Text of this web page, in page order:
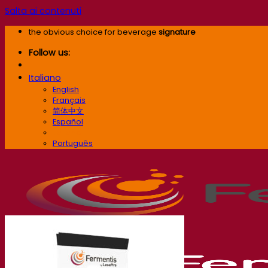
Salta ai contenuti
the obvious choice for beverage signature
Follow us:
Italiano
English
Français
简体中文
Español
Português